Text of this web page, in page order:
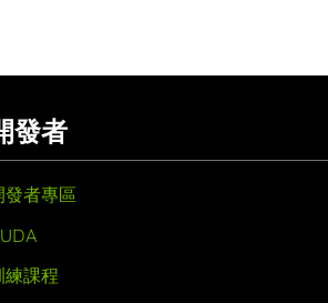
發者
發者專區
練課程